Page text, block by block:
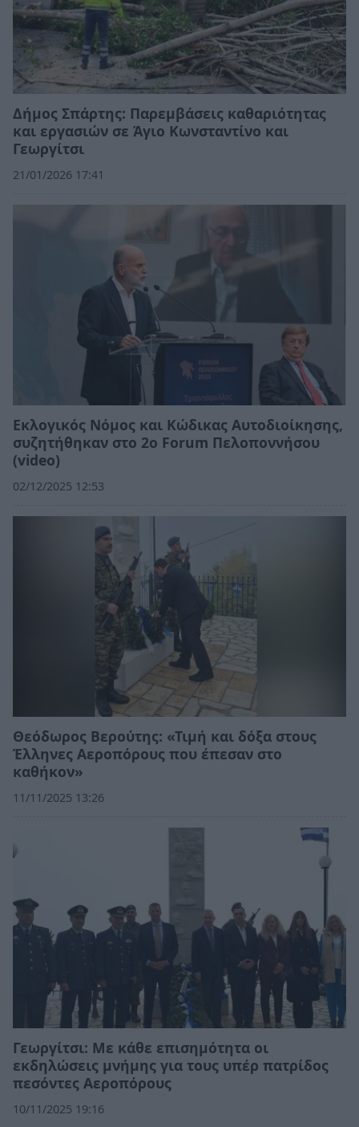
Δήμος Σπάρτης: Παρεμβάσεις καθαριότητας
και εργασιών σε Άγιο Κωνσταντίνο και
Γεωργίτσι
21/01/2026 17:41
Εκλογικός Νόμος και Κώδικας Αυτοδιοίκησης,
συζητήθηκαν στο 2ο Forum Πελοποννήσου
(video)
02/12/2025 12:53
Θεόδωρος Βερούτης: «Τιμή και δόξα στους
Έλληνες Αεροπόρους που έπεσαν στο
καθήκον»
11/11/2025 13:26
Γεωργίτσι: Με κάθε επισημότητα οι
εκδηλώσεις μνήμης για τους υπέρ πατρίδος
πεσόντες Αεροπόρους
10/11/2025 19:16